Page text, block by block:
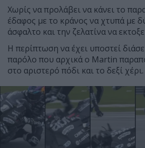
Χωρίς να προλάβει να κάνει το
έδαφος με το κράνος να χτυπά με
άσφαλτο και την ζελατίνα να
Η περίπτωση να έχει υποστεί
παρόλο που αρχικά ο Martin
στο αριστερό πόδι και το δεξί χέρι.